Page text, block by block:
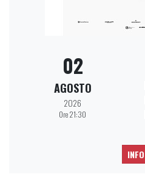
02
AGOSTO
2026
Ore 21:30
INFO